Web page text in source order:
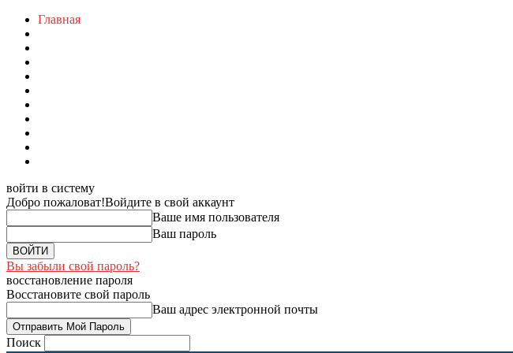
Главная
войти в систему
Добро пожаловат!Войдите в свой аккаунт
Ваше имя пользователя
Ваш пароль
Вы забыли свой пароль?
восстановление пароля
Восстановите свой пароль
Ваш адрес электронной почты
Поиск